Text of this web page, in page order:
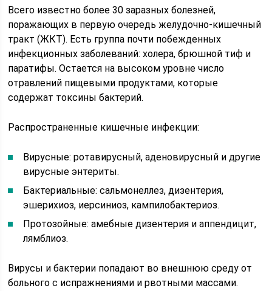
Всего известно более 30 заразных болезней,
поражающих в первую очередь желудочно-кишечный
тракт (ЖКТ). Есть группа почти побежденных
инфекционных заболеваний: холера, брюшной тиф и
паратифы. Остается на высоком уровне число
отравлений пищевыми продуктами, которые
содержат токсины бактерий.
Распространенные кишечные инфекции:
Вирусные: ротавирусный, аденовирусный и другие
вирусные энтериты.
Бактериальные: сальмонеллез, дизентерия,
эшерихиоз, иерсиниоз, кампилобактериоз.
Протозойные: амебные дизентерия и аппендицит,
лямблиоз.
Вирусы и бактерии попадают во внешнюю среду от
больного с испражнениями и рвотными массами.